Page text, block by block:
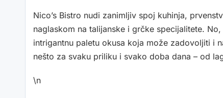
Nico’s Bistro nudi zanimljiv spoj kuhinja,
naglaskom na talijanske i grčke specijalitete.
intrigantnu paletu okusa koja može zadovoljiti i
nešto za svaku priliku i svako doba dana – od
\n